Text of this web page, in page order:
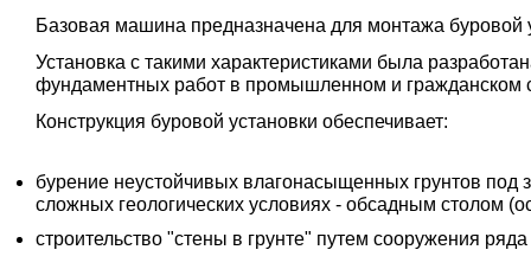
Базовая машина предназначена для монтажа
Установка с такими характеристиками была
фундаментных работ в промышленном и гражданском
Конструкция буровой установки обеспечивает:
бурение неустойчивых влагонасыщенных грунтов
сложных геологических условиях - обсадным столом
строительство "стены в грунте" путем сооружения